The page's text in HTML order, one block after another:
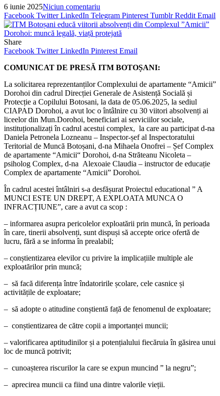
6 iunie 2025Niciun comentariu
Facebook Twitter LinkedIn Telegram Pinterest Tumblr Reddit Email
Share
Facebook Twitter LinkedIn Pinterest Email
COMUNICAT DE PRESĂ ITM BOTOȘANI:
La solicitarea reprezentanților Complexului de apartamente “Amicii”
Dorohoi din cadrul Direcției Generale de Asistență Socială și
Protecție a Copilului Botosani, la data de 05.06.2025, la sediul
CIAPAD Dorohoi, a avut loc o întâlnire cu 30 viitori absolvenți ai
liceelor din Mun.Dorohoi, beneficiari ai serviciilor sociale,
instituționalizați în cadrul acestui complex, la care au participat d-na
Daniela Petronela Lozneanu – Inspector-șef al Inspectoratului
Teritorial de Muncă Botoșani, d-na Mihaela Onofrei – Șef Complex
de apartamente “Amicii“ Dorohoi, d-na Străteanu Nicoleta –
psiholog Complex, d-na Alexoaie Claudia – instructor de educație
Complex de apartamente “Amicii” Dorohoi.
În cadrul acestei întâlniri s-a desfășurat Proiectul educational ” A
MUNCI ESTE UN DREPT, A EXPLOATA MUNCA O
INFRACȚIUNE”, care a avut ca scop :
– informarea asupra pericolelor exploatării prin muncă, în perioada
în care, tinerii absolvenți, sunt dispuși să accepte orice ofertă de
lucru, fără a se informa în prealabil;
– conștientizarea elevilor cu privire la implicațiile multiple ale
exploatărilor prin muncă;
– să facă diferența între îndatoririle școlare, cele casnice și
activitățile de exploatare;
– să adopte o atitudine conștientă față de fenomenul de exploatare;
– conștientizarea de către copii a importanței muncii;
– valorificarea aptitudinilor și a potențialului fiecăruia în găsirea unui
loc de muncă potrivit;
– cunoașterea riscurilor la care se expun muncind ” la negru”;
– aprecirea muncii ca fiind una dintre valorile vieții.